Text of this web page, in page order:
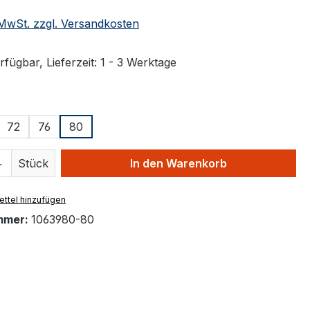
zzgl. Versandkosten
Lieferzeit: 1 - 3 Werktage
72
76 80
Gib den gewünschten Wert
Stück In den Warenkorb
hinzufügen
1063980-80